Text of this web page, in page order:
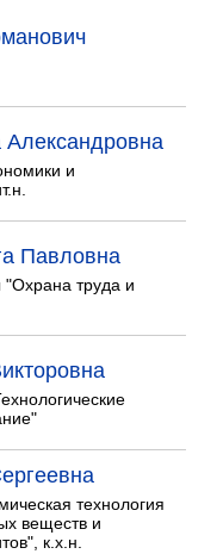
и
Павловна
труда и
технология
веществ и
к.х.н.